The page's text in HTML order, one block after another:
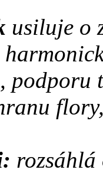
usiluje o
podporu